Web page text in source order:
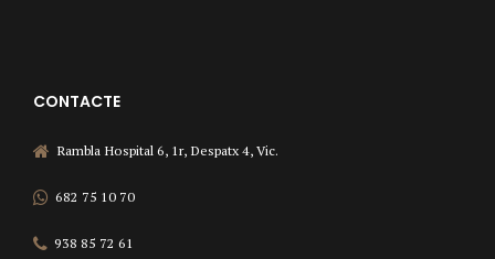
CONTACTE
Rambla Hospital 6, 1r, Despatx 4, Vic.
682 75 10 70
938 85 72 61